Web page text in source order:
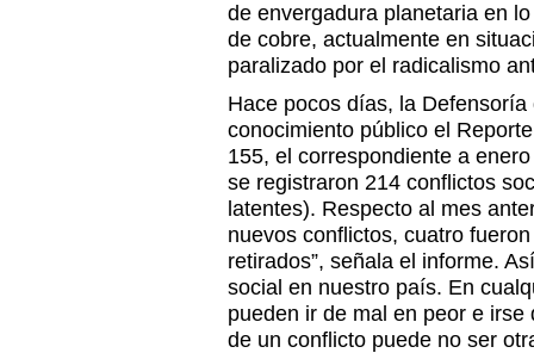
de envergadura planetaria en
de cobre, actualmente en
paralizado por el radicalismo
Hace pocos días, la
conocimiento público el
155, el correspondiente a
se registraron 214 conflictos
latentes). Respecto al mes
nuevos conflictos, cuatro
retirados”, señala el informe.
social en nuestro país. En
pueden ir de mal en peor e
de un conflicto puede no ser